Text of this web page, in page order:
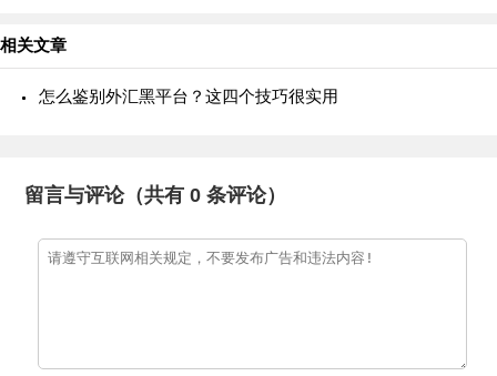
相关文章
怎么鉴别外汇黑平台？这四个技巧很实用
留言与评论（共有 0 条评论）